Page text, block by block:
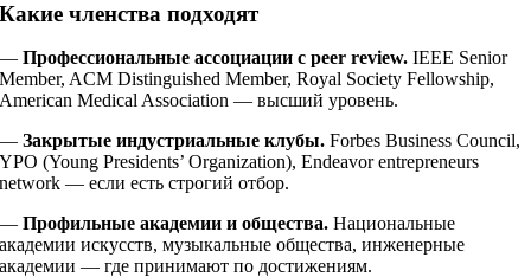
Какие членства подходят
—Профессиональные ассоциации с peer review. IEEE Senior
Member, ACM Distinguished Member, Royal Society Fellowship,
American Medical Association — высший уровень.
—Закрытые индустриальные клубы. Forbes Business Council,
YPO (Young Presidents’ Organization), Endeavor entrepreneurs
network — если есть строгий отбор.
—Профильные академии и общества. Национальные
академии искусств, музыкальные общества, инженерные
академии — где принимают по достижениям.